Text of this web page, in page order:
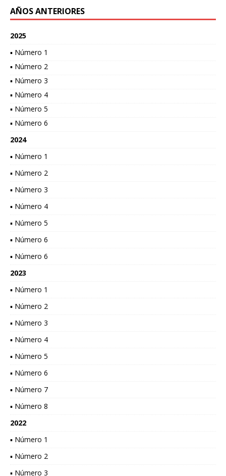
AÑOS ANTERIORES
2025
▪ Número 1
▪ Número 2
▪ Número 3
▪ Número 4
▪ Número 5
▪ Número 6
2024
▪ Número 1
▪ Número 2
▪ Número 3
▪ Número 4
▪ Número 5
▪ Número 6
▪ Número 6
2023
▪ Número 1
▪ Número 2
▪ Número 3
▪ Número 4
▪ Número 5
▪ Número 6
▪ Número 7
▪ Número 8
2022
▪ Número 1
▪ Número 2
▪ Número 3